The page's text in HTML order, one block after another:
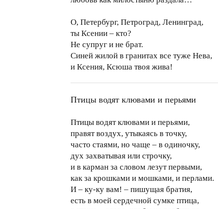
О, Петербург, Петроград, Ленинград,
ты Ксении – кто?
Не супруг и не брат.
Синей жилой в гранитах все туже Нева,
и Ксения, Ксюша твоя жива!
Птицы водят клювами и перьями
Птицы водят клювами и перьями,
правят воздух, утыкаясь в точку,
часто стаями, но чаще – в одиночку,
дух захватывая или строчку,
и в карман за словом лезут первыми,
как за крошками и мошками, и перлами.
И – ку-ку вам! – пишущая братия,
есть в моей сердечной сумке птица,